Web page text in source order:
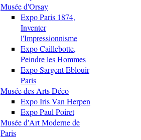
Musée d'Orsay
Expo Paris 1874,
Inventer
l'Impressionnisme
Expo Caillebotte,
Peindre les Hommes
Expo Sargent Eblouir
Paris
Musée des Arts Déco
Expo Iris Van Herpen
Expo Paul Poiret
Musée d'Art Moderne de
Paris